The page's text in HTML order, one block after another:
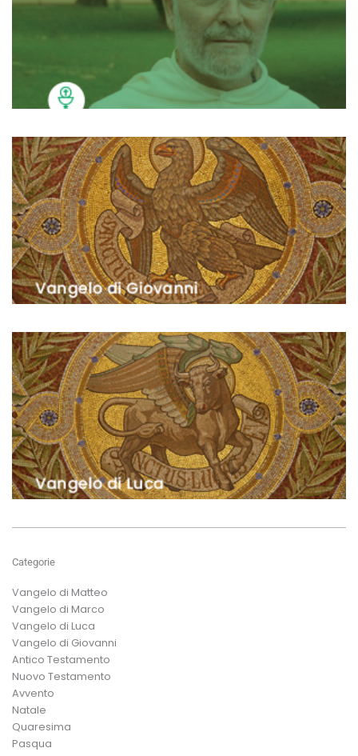
Categorie
Vangelo di Matteo
Vangelo di Marco
Vangelo di Luca
Vangelo di Giovanni
Antico Testamento
Nuovo Testamento
Avvento
Natale
Quaresima
Pasqua